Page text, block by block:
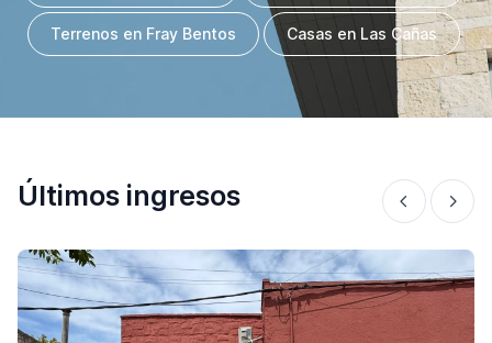
Terrenos en Fray Bentos Casas en Las Cañas
Últimos ingresos